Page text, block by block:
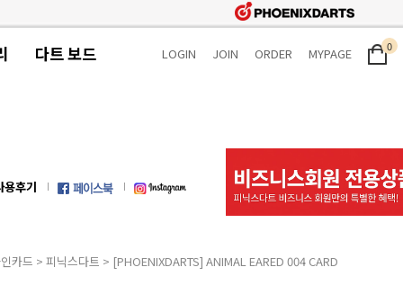
다트 보드 LOGIN JOIN ORDER MYPAGE 0
용후기
카드 > 피닉스다트 > [PHOENIXDARTS] ANIMAL EARED 004 CARD